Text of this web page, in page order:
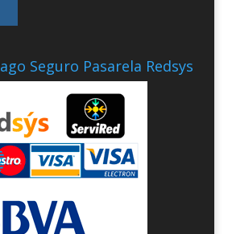
Seguro Pasarela Redsys